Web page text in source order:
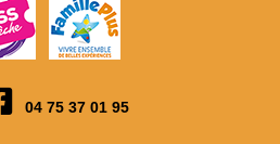
04 75 37 01 95